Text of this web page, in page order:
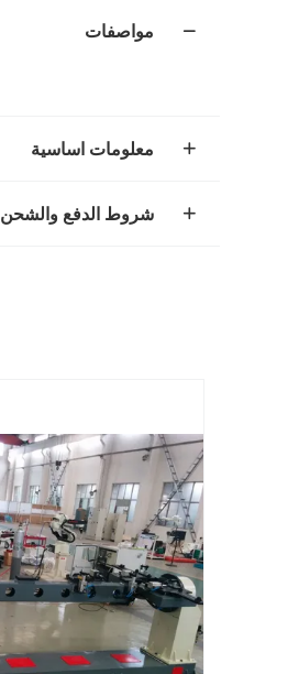
مواصفات
معلومات اساسية
شروط الدفع والشحن